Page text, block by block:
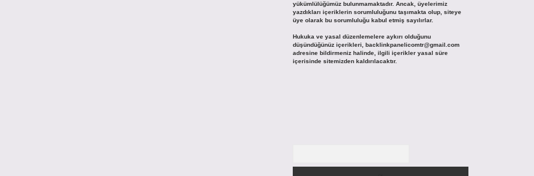
yükümlülüğümüz bulunmamaktadır. Ancak, üyelerimiz
yazdıkları içeriklerin sorumluluğunu taşımakta olup, siteye
üye olarak bu sorumluluğu kabul etmiş sayılırlar.
Hukuka ve yasal düzenlemelere aykırı olduğunu
düşündüğünüz içerikleri, backlinkpanelicomtr@gmail.com
adresine bildirmeniz halinde, ilgili içerikler yasal süre
içerisinde sitemizden kaldırılacaktır.